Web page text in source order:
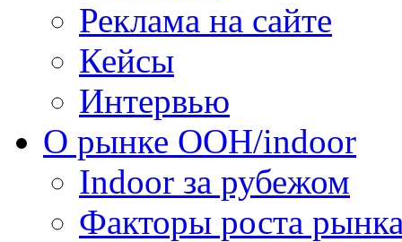
Реклама на сайте
Кейсы
Интервью
О рынке OOH/indoor
Indoor за рубежом
Факторы роста